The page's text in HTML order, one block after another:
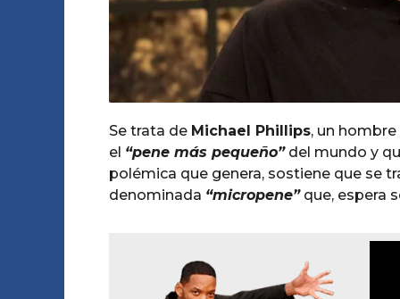
Se trata de Michael Phillips, un
el “pene más pequeño”del mundo y
polémica que genera, sostiene que se
denominada “micropene” que, espera